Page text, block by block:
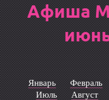
Афиша
Январь Февраль
Июль
Август